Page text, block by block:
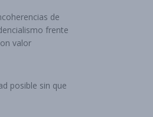
de
frente
valor
posible sin que